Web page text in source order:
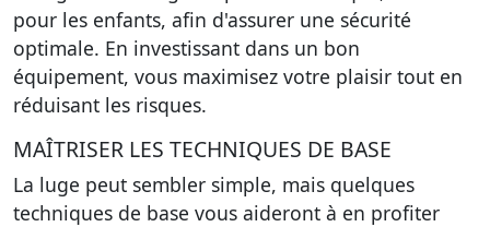
pour les enfants, afin d'assurer une sécurité
optimale. En investissant dans un bon
équipement, vous maximisez votre plaisir tout en
réduisant les risques.
MAÎTRISER LES TECHNIQUES DE BASE
La luge peut sembler simple, mais quelques
techniques de base vous aideront à en profiter